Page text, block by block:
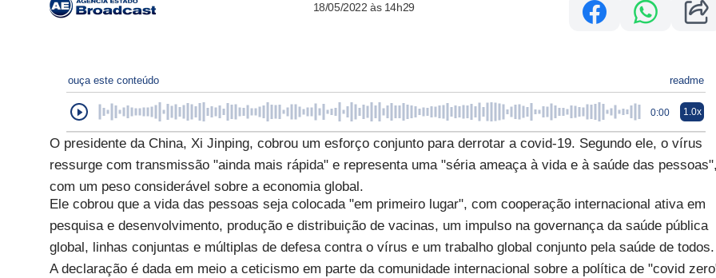
18/05/2022 às 14h29
ouça este conteúdo readme
0:00 1.0x
O presidente da China, Xi Jinping, cobrou um esforço conjunto para derrotar a covid-19. Segundo ele, o vírus
ressurge com transmissão "ainda mais rápida" e representa uma "séria ameaça à vida e à saúde das pessoas",
com um peso considerável sobre a economia global.
Ele cobrou que a vida das pessoas seja colocada "em primeiro lugar", com cooperação internacional ativa em
pesquisa e desenvolvimento, produção e distribuição de vacinas, um impulso na governança da saúde pública
global, linhas conjuntas e múltiplas de defesa contra o vírus e um trabalho global conjunto pela saúde de todos.
A declaração é dada em meio a ceticismo em parte da comunidade internacional sobre a política de "covid